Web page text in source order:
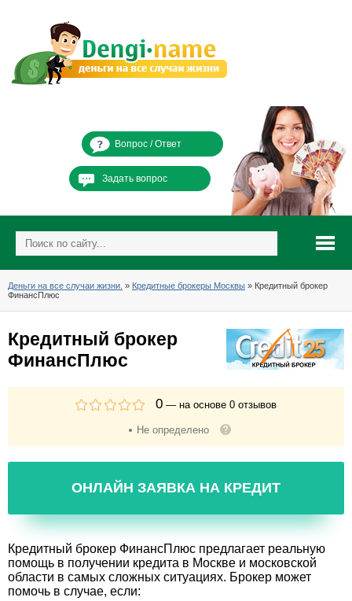
Вопрос / Ответ
Задать вопрос
Деньги на все случаи жизни. » Кредитные брокеры Москвы » Кредитный брокер
ФинансПлюс
Кредитный брокер
ФинансПлюс
0 — на основе 0 отзывов
Не определено
ОНЛАЙН ЗАЯВКА НА КРЕДИТ
Кредитный брокер ФинансПлюс предлагает реальную
помощь в получении кредита в Москве и московской
области в самых сложных ситуациях. Брокер может
помочь в случае, если: